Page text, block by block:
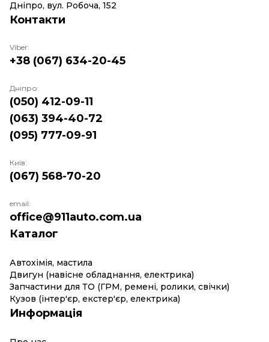
Дніпро, вул. Робоча, 152
Каталог
Автохімія, мастила
Двигун (навісне обладнання, електрика)
Запчастини для ТО (ГРМ, ремені, ролики, свічки)
Кузов (інтер'єр, екстер'єр, електрика)
Информація
Контакти
Viber:
+38 (067) 634-20-45
Дніпро:
(050) 412-09-11
(063) 394-40-72
(095) 777-09-91
Київ:
(067) 568-70-20
email:
office@911auto.com.ua